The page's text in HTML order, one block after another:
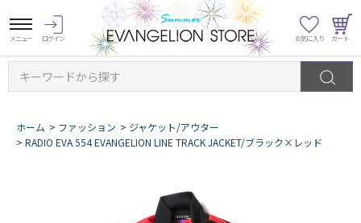
キーワードから探す
ホーム > ファッション > ジャケット/アウター
> RADIO EVA 554 EVANGELION LINE TRACK JACKET/ブラック×レッド